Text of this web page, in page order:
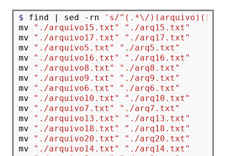
$ find | sed -rn
's/^(.*\/)(arquivo)([^/
mv
"./arquivo15.txt"
"./arq15.txt"
mv
"./arquivo17.txt"
"./arq17.txt"
mv
"./arquivo5.txt"
"./arq5.txt"
mv
"./arquivo16.txt"
"./arq16.txt"
mv
"./arquivo8.txt"
"./arq8.txt"
mv
"./arquivo9.txt"
"./arq9.txt"
mv
"./arquivo6.txt"
"./arq6.txt"
mv
"./arquivo10.txt"
"./arq10.txt"
mv
"./arquivo7.txt"
"./arq7.txt"
mv
"./arquivo13.txt"
"./arq13.txt"
mv
"./arquivo18.txt"
"./arq18.txt"
mv
"./arquivo20.txt"
"./arq20.txt"
mv
"./arquivo14.txt"
"./arq14.txt"